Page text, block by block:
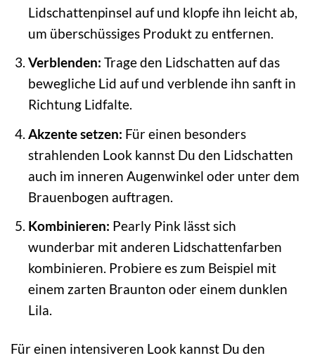
Lidschattenpinsel auf und klopfe ihn leicht ab,
um überschüssiges Produkt zu entfernen.
Verblenden: Trage den Lidschatten auf das
bewegliche Lid auf und verblende ihn sanft in
Richtung Lidfalte.
Akzente setzen: Für einen besonders
strahlenden Look kannst Du den Lidschatten
auch im inneren Augenwinkel oder unter dem
Brauenbogen auftragen.
Kombinieren: Pearly Pink lässt sich
wunderbar mit anderen Lidschattenfarben
kombinieren. Probiere es zum Beispiel mit
einem zarten Braunton oder einem dunklen
Lila.
Für einen intensiveren Look kannst Du den